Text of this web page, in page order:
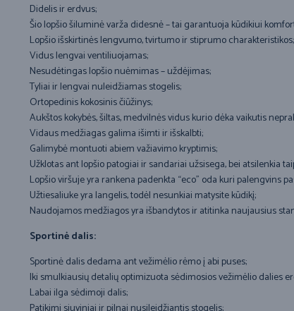
Didelis ir erdvus;
Šio lopšio šiluminė varža didesnė – tai garantuoja kūdikiui
Lopšio išskirtinės lengvumo, tvirtumo ir stiprumo charakteristikos;
Vidus lengvai ventiliuojamas;
Nesudėtingas lopšio nuėmimas – uždėjimas;
Tyliai ir lengvai nuleidžiamas stogelis;
Ortopedinis kokosinis čiūžinys;
Aukštos kokybės, šiltas, medvilnės vidus kurio dėka vaikutis
Vidaus medžiagas galima išimti ir išskalbti;
Galimybė montuoti abiem važiavimo kryptimis;
Užklotas ant lopšio patogiai ir sandariai užsisega, bei atsilenkia
Lopšio viršuje yra rankena padenkta “eco” oda kuri palengvins
Užtiesaliuke yra langelis, todėl nesunkiai matysite kūdikį;
Naudojamos medžiagos yra išbandytos ir atitinka naujausius
Sportinė dalis:
Sportinė dalis dedama ant vežimėlio rėmo į abi puses;
Iki smulkiausių detalių optimizuota sėdimosios vežimėlio dalies
Labai ilga sėdimoji dalis;